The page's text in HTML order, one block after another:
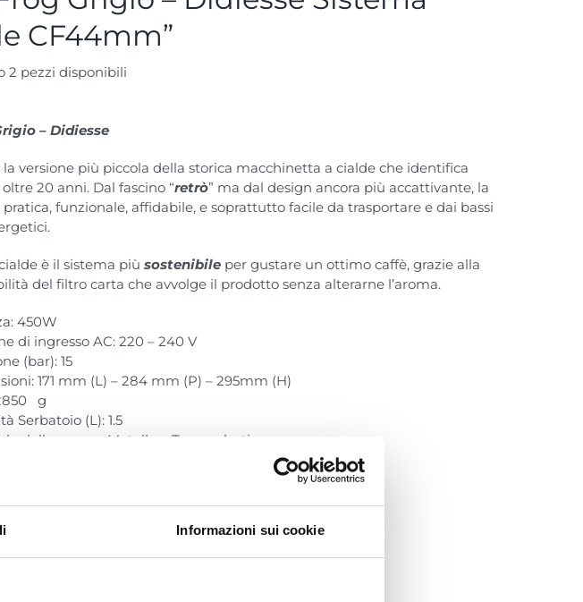
Informazioni sui cookie
CF44mm”
2 pezzi disponibili
– Didiesse
la versione più piccola della storica macchinetta a cialde che identifica
oltre 20 anni. Dal fascino “retrò” ma dal design ancora più accattivante, la
pratica, funzionale, affidabile, e soprattutto facile da trasportare e dai bassi
è il sistema più sostenibile per gustare un ottimo caffè, grazie alla
del filtro carta che avvolge il prodotto senza alterarne l’aroma.
450W
di ingresso AC: 220 – 240 V
(bar): 15
171 mm (L) – 284 mm (P) – 295mm (H)
g
Serbatoio (L): 1.5
della scocca: Metallo e Termoplastica
Aggiungi al carrello